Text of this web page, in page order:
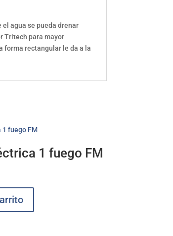
agua se pueda drenar
Tritech para mayor
forma rectangular le da a la
1 fuego FM